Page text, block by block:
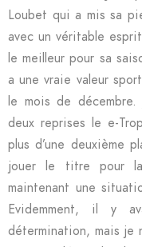
Loubet qui a mis sa
avec un véritable
le meilleur pour sa
a une vraie valeur
le mois de
deux reprises le e-
plus d’une deuxième
jouer le titre pour
maintenant une
Evidemment, il y
détermination, mais je